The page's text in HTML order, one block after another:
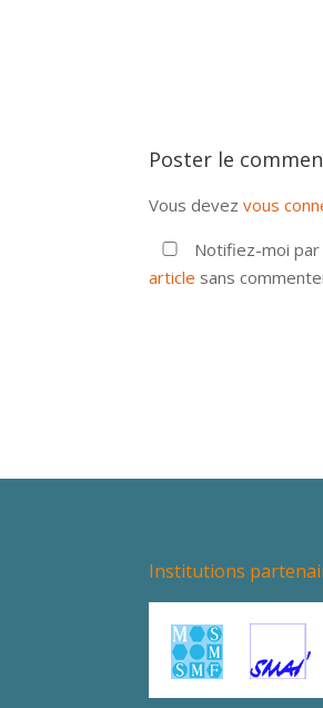
Poster le
Vous devezvous
Notifiez-moi par
article sans
Institutions